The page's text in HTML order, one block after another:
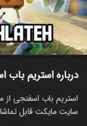
استریم
توضیحات
درباره استریم
استریم باب اسفنجی
سایت مایکت قابل